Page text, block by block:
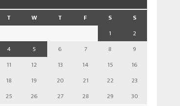
T W T F S
S
1
2
4 5 6 7 8
9
11 12 13 14 15
16
18 19 20 21 22
23
25 26 27 28 29
30